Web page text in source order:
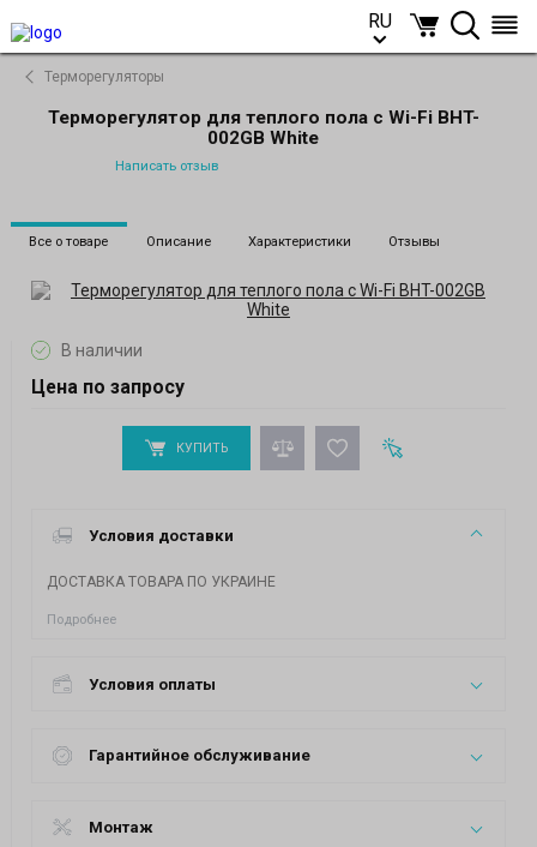
RU
Терморегуляторы
Терморегулятор для теплого пола с Wi-Fi ВHT-
002GВ White
Написать отзыв
Все о товаре Описание Характеристики Отзывы
В наличии
Цена по запросу
КУПИТЬ
Условия доставки
ДОСТАВКА ТОВАРА ПО УКРАИНЕ
Подробнее
Условия оплаты
Гарантийное обслуживание
Монтаж